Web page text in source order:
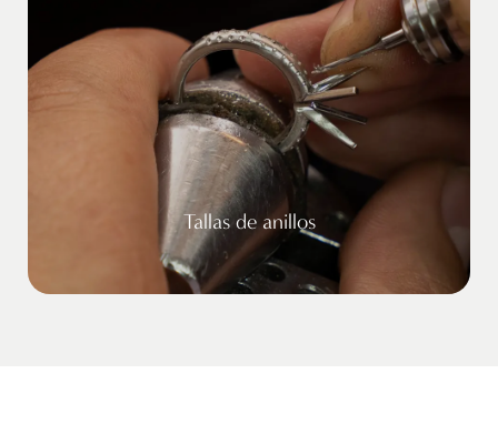
Tallas de anillos